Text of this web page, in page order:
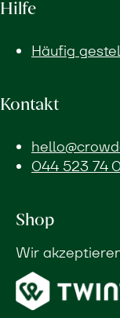
Hilfe
Häufig
Kontakt
044 523 74
Shop
Wir